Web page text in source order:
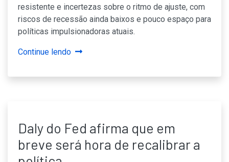
resistente e incertezas sobre o ritmo de ajuste, com
riscos de recessão ainda baixos e pouco espaço para
políticas impulsionadoras atuais.
Continue lendo
Daly do Fed afirma que em
breve será hora de recalibrar a